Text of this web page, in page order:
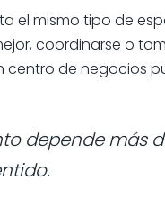
el mismo tipo de
coordinarse o
centro de negocios
depende más